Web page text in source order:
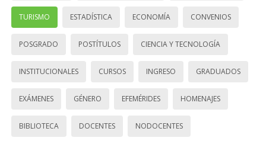
TURISMO ESTADÍSTICA ECONOMÍA CONVENIOS
POSGRADO POSTÍTULOS CIENCIA Y TECNOLOGÍA
INSTITUCIONALES CURSOS INGRESO GRADUADOS
EXÁMENES GÉNERO EFEMÉRIDES HOMENAJES
BIBLIOTECA DOCENTES NODOCENTES